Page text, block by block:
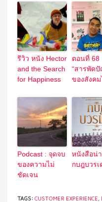
รีวิว หนัง Hector
and the Search
for Happiness
ตอนที่ 68
“สารพัด
ของสังคม
Podcast : จุดจบ
ของความไม่
ชัดเจน
หนังสือน่
กบฎบวรเ
TAGS: CUSTOMER EXPERIENCE,